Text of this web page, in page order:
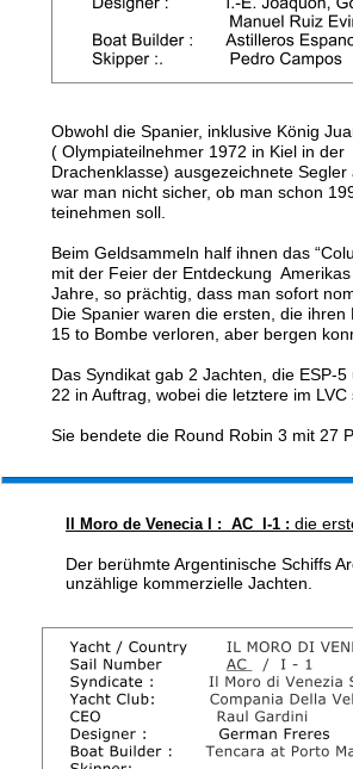
Obwohl die Spanier, inklusive König
( Olympiateilnehmer 1972 in Kiel in der
Drachenklasse) ausgezeichnete Segler
war man nicht sicher, ob man schon
teinehmen soll.
Beim Geldsammeln half ihnen das
mit der Feier der Entdeckung
Jahre, so prächtig, dass man sofort
Die Spanier waren die ersten, die ihren
15 to Bombe verloren, aber bergen
Das Syndikat gab 2 Jachten, die ESP-5
22 in Auftrag, wobei die letztere im LVC
Sie bendete die Round Robin 3 mit 27
Il Moro de Venecia I :  AC  I-1 : die
Der berühmte Argentinische Schiffs
unzählige kommerzielle Jachten.